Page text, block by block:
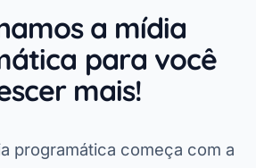
a mídia
para você
mais!
programática começa com a